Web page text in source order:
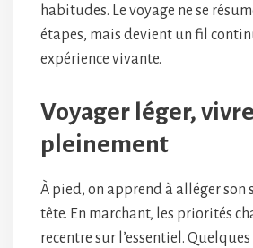
habitudes. Le voyage ne se
étapes, mais devient un fil
expérience vivante.
Voyager léger, vivre
pleinement
À pied, on apprend à alléger son
tête. En marchant, les priorités
recentre sur l’essentiel.